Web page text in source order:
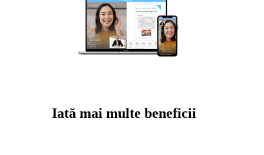
Iată mai multe beneficii